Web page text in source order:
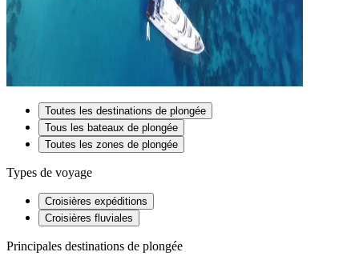
Toutes les destinations de plongée
Tous les bateaux de plongée
Toutes les zones de plongée
Types de voyage
Croisières expéditions
Croisières fluviales
Principales destinations de plongée